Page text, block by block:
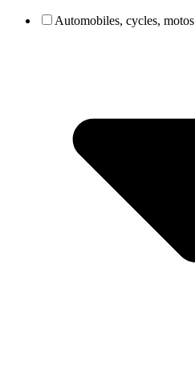
Automobiles, cycles, motos